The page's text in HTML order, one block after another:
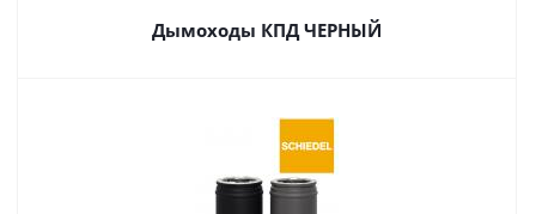
Дымоходы КПД ЧЕРНЫЙ